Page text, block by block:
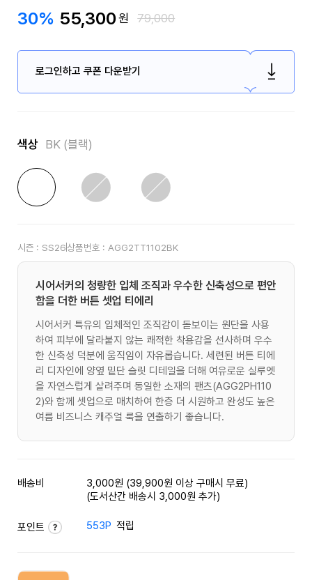
30% 55,300원 79,000
로그인하고 쿠폰 다운받기
색상 BK (블랙)
시즌 : SS26상품번호 : AGG2TT1102BK
시어서커의 청량한 입체 조직과 우수한 신축성으로 편안
함을 더한 버튼 셋업 티에리
시어서커 특유의 입체적인 조직감이 돋보이는 원단을 사용
하여 피부에 달라붙지 않는 쾌적한 착용감을 선사하며 우수
한 신축성 덕분에 움직임이 자유롭습니다. 세련된 버튼 티에
리 디자인에 양옆 밑단 슬릿 디테일을 더해 여유로운 실루엣
을 자연스럽게 살려주며 동일한 소재의 팬츠(AGG2PH110
2)와 함께 셋업으로 매치하여 한층 더 시원하고 완성도 높은
여름 비즈니스 캐주얼 룩을 연출하기 좋습니다.
배송비
3,000원 (39,900원 이상 구매시 무료)
(도서산간 배송시 3,000원 추가)
포인트 553P 적립